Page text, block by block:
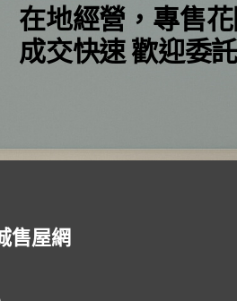
在地經營，專售
成交快速 歡迎委
售屋網